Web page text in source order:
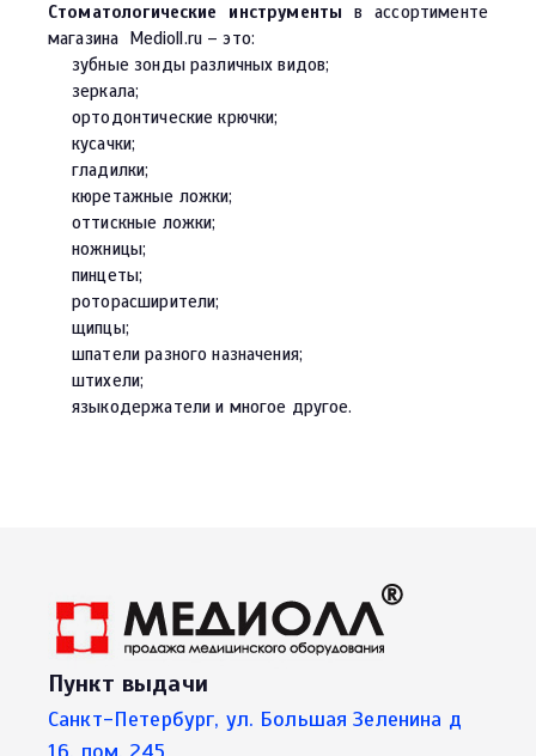
Стоматологические инструментыв ассортименте
магазина Medioll.ru – это:
зубные зонды различных видов;
зеркала;
ортодонтические крючки;
кусачки;
гладилки;
кюретажные ложки;
оттискные ложки;
ножницы;
пинцеты;
роторасширители;
щипцы;
шпатели разного назначения;
штихели;
языкодержатели и многое другое.
Пункт выдачи
Санкт-Петербург, ул. Большая Зеленина д